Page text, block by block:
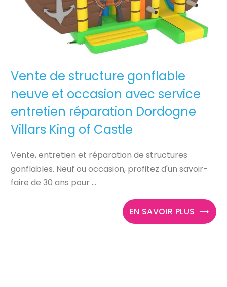
Vente de structure gonflable
neuve et occasion avec service
entretien réparation Dordogne
Villars King of Castle
Vente, entretien et réparation de structures
gonflables. Neuf ou occasion, profitez d'un savoir-
faire de 30 ans pour ...
EN SAVOIR PLUS